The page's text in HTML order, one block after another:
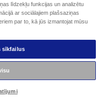
līdzekļu funkcijas un analizētu
ar sociālajiem plašsaziņas
par to, kā jūs izmantojat mūsu
sīkfailus